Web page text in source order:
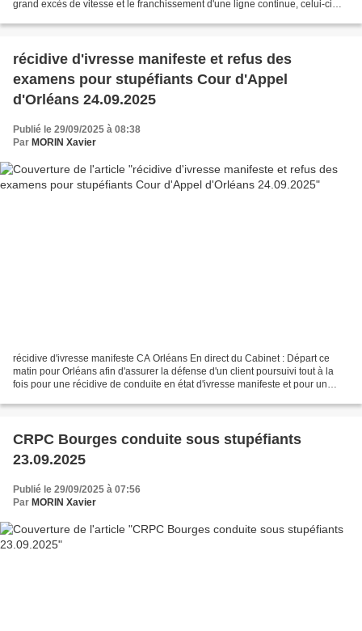
grand excès de vitesse et le franchissement d'une ligne continue, celui-ci
récidive d'ivresse manifeste et refus des
examens pour stupéfiants Cour d'Appel
d'Orléans 24.09.2025
Publié le 29/09/2025 à 08:38
Par MORIN Xavier
récidive d'ivresse manifeste CA Orléans En direct du Cabinet : Départ ce
matin pour Orléans afin d'assurer la défense d'un client poursuivi tout à la
fois pour une récidive de conduite en état d'ivresse manifeste et pour un
CRPC Bourges conduite sous stupéfiants
23.09.2025
Publié le 29/09/2025 à 07:56
Par MORIN Xavier